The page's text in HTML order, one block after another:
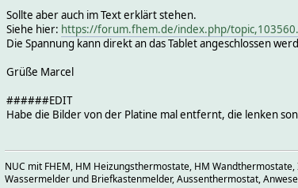
Sollte aber auch im Text erklärt stehen.
Siehe hier: https://forum.fhem.de/index.php/
Die Spannung kann direkt an das Tablet angeschlossen
Grüße Marcel
######EDIT
Habe die Bilder von der Platine mal entfernt, die lenken
NUC mit FHEM, HM Heizungsthermostate, HM
Wassermelder und Briefkastenmelder, Aussenthermostat,